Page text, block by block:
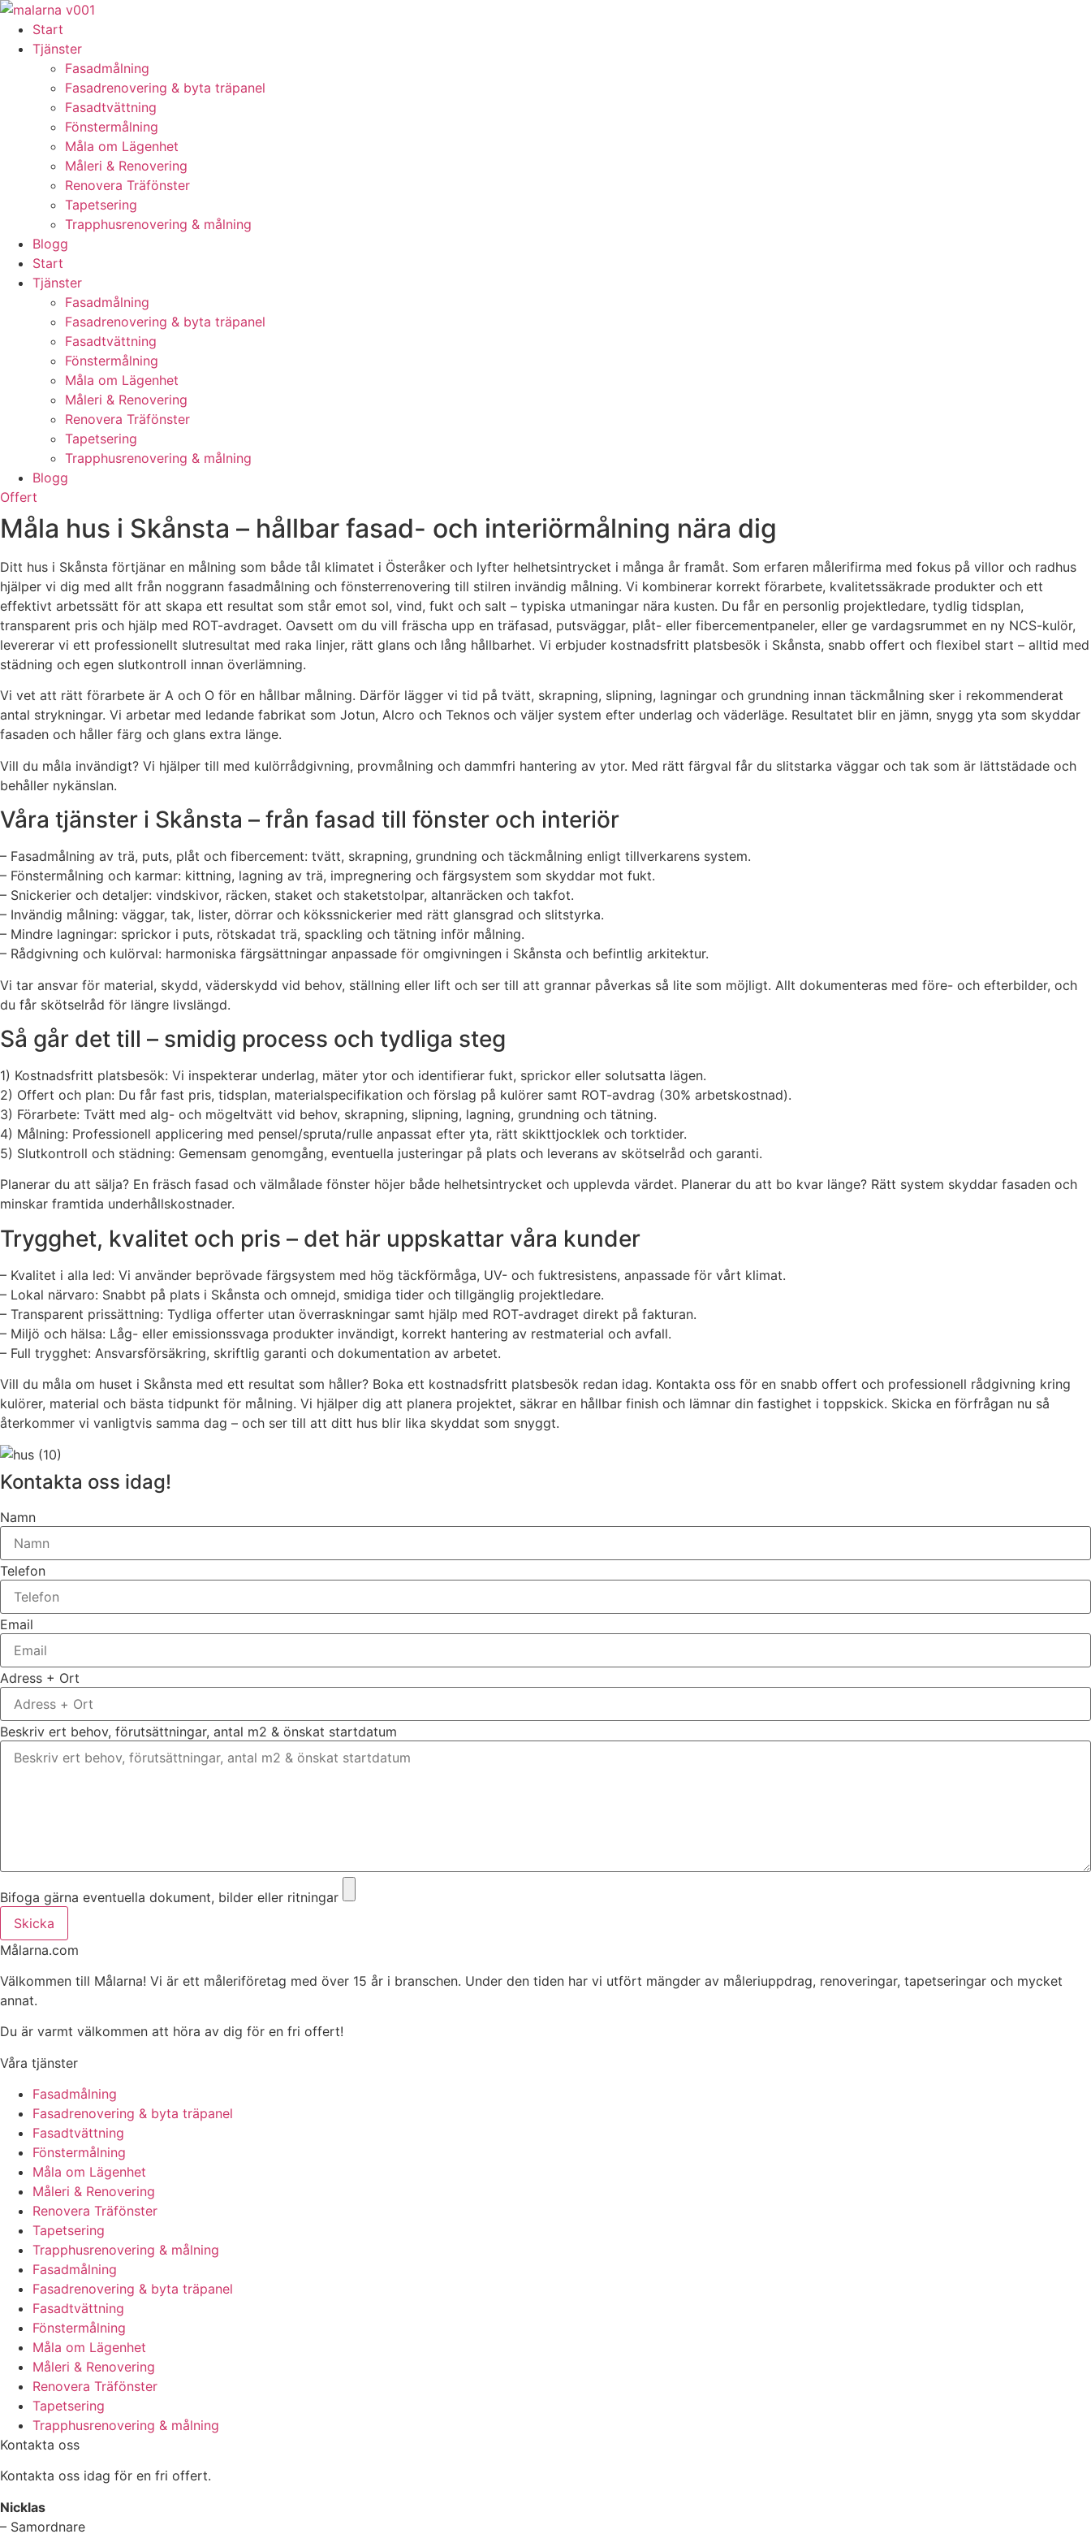
Skip
content
Start
Tjänster
Fasadmålning
Fasadrenovering & byta träpanel
Fasadtvättning
Fönstermålning
Måla om Lägenhet
Måleri & Renovering
Renovera Träfönster
Tapetsering
Trapphusrenovering & målning
Blogg
Start
Tjänster
Fasadmålning
Fasadrenovering & byta träpanel
Fasadtvättning
Fönstermålning
Måla om Lägenhet
Måleri & Renovering
Renovera Träfönster
Tapetsering
Trapphusrenovering & målning
Blogg
Offert
Måla hus i Skånsta – hållbar fasad- och interiörmålning nära dig
Ditt hus i Skånsta förtjänar en målning som både tål klimatet i Österåker och lyfter helhetsintrycket i många år framåt. Som erfaren målerifirma med fokus på villor och radhus
hjälper vi dig med allt från noggrann fasadmålning och fönsterrenovering till stilren invändig målning. Vi kombinerar korrekt förarbete, kvalitetssäkrade produkter och ett
effektivt arbetssätt för att skapa ett resultat som står emot sol, vind, fukt och salt – typiska utmaningar nära kusten. Du får en personlig projektledare, tydlig tidsplan,
transparent pris och hjälp med ROT-avdraget. Oavsett om du vill fräscha upp en träfasad, putsväggar, plåt- eller fibercementpaneler, eller ge vardagsrummet en ny NCS-kulör,
levererar vi ett professionellt slutresultat med raka linjer, rätt glans och lång hållbarhet. Vi erbjuder kostnadsfritt platsbesök i Skånsta, snabb offert och flexibel start – alltid med
städning och egen slutkontroll innan överlämning.
Vi vet att rätt förarbete är A och O för en hållbar målning. Därför lägger vi tid på tvätt, skrapning, slipning, lagningar och grundning innan täckmålning sker i rekommenderat
antal strykningar. Vi arbetar med ledande fabrikat som Jotun, Alcro och Teknos och väljer system efter underlag och väderläge. Resultatet blir en jämn, snygg yta som skyddar
fasaden och håller färg och glans extra länge.
Vill du måla invändigt? Vi hjälper till med kulörrådgivning, provmålning och dammfri hantering av ytor. Med rätt färgval får du slitstarka väggar och tak som är lättstädade och
behåller nykänslan.
Våra tjänster i Skånsta – från fasad till fönster och interiör
– Fasadmålning av trä, puts, plåt och fibercement: tvätt, skrapning, grundning och täckmålning enligt tillverkarens system.
– Fönstermålning och karmar: kittning, lagning av trä, impregnering och färgsystem som skyddar mot fukt.
– Snickerier och detaljer: vindskivor, räcken, staket och staketstolpar, altanräcken och takfot.
– Invändig målning: väggar, tak, lister, dörrar och kökssnickerier med rätt glansgrad och slitstyrka.
– Mindre lagningar: sprickor i puts, rötskadat trä, spackling och tätning inför målning.
– Rådgivning och kulörval: harmoniska färgsättningar anpassade för omgivningen i Skånsta och befintlig arkitektur.
Vi tar ansvar för material, skydd, väderskydd vid behov, ställning eller lift och ser till att grannar påverkas så lite som möjligt. Allt dokumenteras med före- och efterbilder, och
du får skötselråd för längre livslängd.
Så går det till – smidig process och tydliga steg
1) Kostnadsfritt platsbesök: Vi inspekterar underlag, mäter ytor och identifierar fukt, sprickor eller solutsatta lägen.
2) Offert och plan: Du får fast pris, tidsplan, materialspecifikation och förslag på kulörer samt ROT-avdrag (30% arbetskostnad).
3) Förarbete: Tvätt med alg- och mögeltvätt vid behov, skrapning, slipning, lagning, grundning och tätning.
4) Målning: Professionell applicering med pensel/spruta/rulle anpassat efter yta, rätt skikttjocklek och torktider.
5) Slutkontroll och städning: Gemensam genomgång, eventuella justeringar på plats och leverans av skötselråd och garanti.
Planerar du att sälja? En fräsch fasad och välmålade fönster höjer både helhetsintrycket och upplevda värdet. Planerar du att bo kvar länge? Rätt system skyddar fasaden och
minskar framtida underhållskostnader.
Trygghet, kvalitet och pris – det här uppskattar våra kunder
– Kvalitet i alla led: Vi använder beprövade färgsystem med hög täckförmåga, UV- och fuktresistens, anpassade för vårt klimat.
– Lokal närvaro: Snabbt på plats i Skånsta och omnejd, smidiga tider och tillgänglig projektledare.
– Transparent prissättning: Tydliga offerter utan överraskningar samt hjälp med ROT-avdraget direkt på fakturan.
– Miljö och hälsa: Låg- eller emissionssvaga produkter invändigt, korrekt hantering av restmaterial och avfall.
– Full trygghet: Ansvarsförsäkring, skriftlig garanti och dokumentation av arbetet.
Vill du måla om huset i Skånsta med ett resultat som håller? Boka ett kostnadsfritt platsbesök redan idag. Kontakta oss för en snabb offert och professionell rådgivning kring
kulörer, material och bästa tidpunkt för målning. Vi hjälper dig att planera projektet, säkrar en hållbar finish och lämnar din fastighet i toppskick. Skicka en förfrågan nu så
återkommer vi vanligtvis samma dag – och ser till att ditt hus blir lika skyddat som snyggt.
Kontakta oss idag!
Namn
Telefon
Email
Adress + Ort
Beskriv ert behov, förutsättningar, antal m2 & önskat startdatum
Bifoga gärna eventuella dokument, bilder eller ritningar
Skicka
Målarna.com
Välkommen till Målarna! Vi är ett måleriföretag med över 15 år i branschen. Under den tiden har vi utfört mängder av måleriuppdrag, renoveringar, tapetseringar och mycket
annat.
Du är varmt välkommen att höra av dig för en fri offert!
Våra tjänster
Fasadmålning
Fasadrenovering & byta träpanel
Fasadtvättning
Fönstermålning
Måla om Lägenhet
Måleri & Renovering
Renovera Träfönster
Tapetsering
Trapphusrenovering & målning
Fasadmålning
Fasadrenovering & byta träpanel
Fasadtvättning
Fönstermålning
Måla om Lägenhet
Måleri & Renovering
Renovera Träfönster
Tapetsering
Trapphusrenovering & målning
Kontakta oss
Kontakta oss idag för en fri offert.
Nicklas
– Samordnare